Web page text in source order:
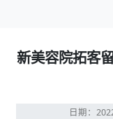
新美容院拓客
日期：